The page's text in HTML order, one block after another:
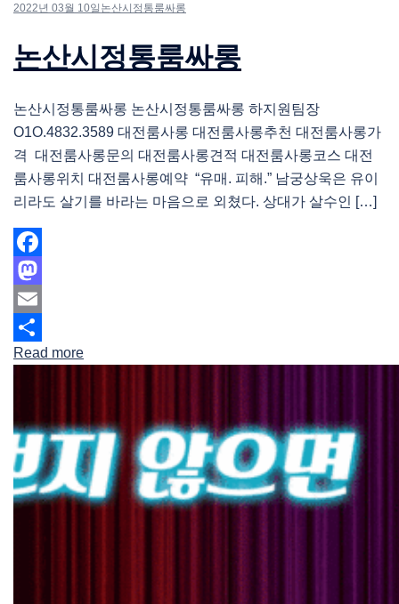
2022년 03월 10일 논산시정통룸싸롱
논산시정통룸싸롱
논산시정통룸싸롱 논산시정통룸싸롱 하지원팀장
O1O.4832.3589 대전룸사롱 대전룸사롱추천 대전룸사롱가
격 대전룸사롱문의 대전룸사롱견적 대전룸사롱코스 대전
룸사롱위치 대전룸사롱예약 “유매. 피해.” 남궁상욱은 유이
리라도 살기를 바라는 마음으로 외쳤다. 상대가 살수인 […]
Facebook
Mastodon
Email
Share
Read more